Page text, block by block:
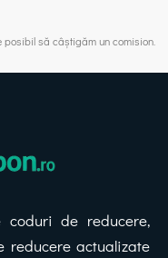
posibil să câștigăm un comision.
de reducere,
reducere actualizate